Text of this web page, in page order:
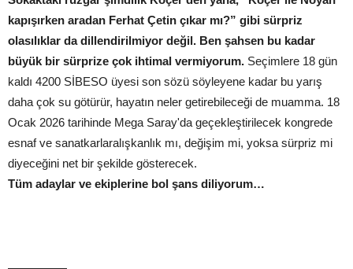
kapışırken aradan Ferhat Çetin çıkar mı?” gibi sürpriz
olasılıklar da dillendirilmiyor değil. Ben şahsen bu kadar
büyük bir sürprize çok ihtimal vermiyorum. Seçimlere 18 gün
kaldı 4200 SİBESO üyesi son sözü söyleyene kadar bu yarış
daha çok su götürür, hayatın neler getirebileceği de muamma. 18
Ocak 2026 tarihinde Mega Saray'da geçekleştirilecek kongrede
esnaf ve sanatkarlaralışkanlık mı, değişim mi, yoksa sürpriz mi
diyeceğini net bir şekilde gösterecek.
Tüm adaylar ve ekiplerine bol şans diliyorum…